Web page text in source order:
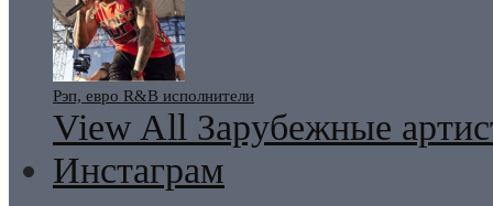
Рэп, евро R&B исполнители
View All Зарубежные
Инстаграм